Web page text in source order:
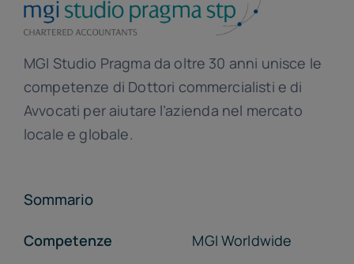
MGI Studio Pragma da oltre 30 anni unisce le
competenze di Dottori commercialisti e di
Avvocati per aiutare l’azienda nel mercato
locale e globale.
Sommario
Competenze
MGI Worldwide